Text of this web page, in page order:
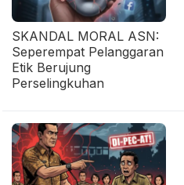
SKANDAL MORAL ASN:
Seperempat Pelanggaran
Etik Berujung
Perselingkuhan